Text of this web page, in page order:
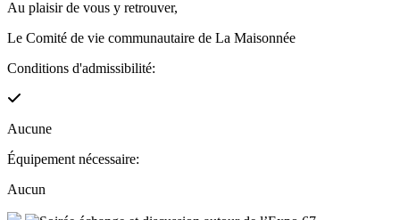
Au plaisir de vous y retrouver,
Le Comité de vie communautaire de La Maisonnée
Conditions d'admissibilité:
Aucune
Équipement nécessaire:
Aucun